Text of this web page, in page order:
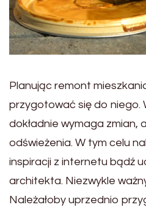
Planując remont
przygotować się do niego.
dokładnie wymaga zmian,
odświeżenia. W tym celu
inspiracji z internetu bądź
architekta. Niezwykle
Należałoby uprzednio